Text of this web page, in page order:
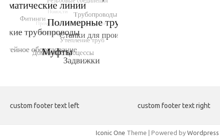
custom footer text left custom footer text right
Iconic One Theme | Powered by Wordpress